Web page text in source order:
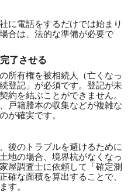
に電話をするだけでは始まり
合は、法的な準備が必要で
了させる
所有権を被相続人（亡くなっ
登記」が必須です。登記が未
約を結ぶことができません。
戸籍謄本の収集などが複雑な
が確実です。
後のトラブルを避けるために
地の場合、境界杭がなくなっ
屋調査士に依頼して「確定測
確な面積を算出することで、
す。